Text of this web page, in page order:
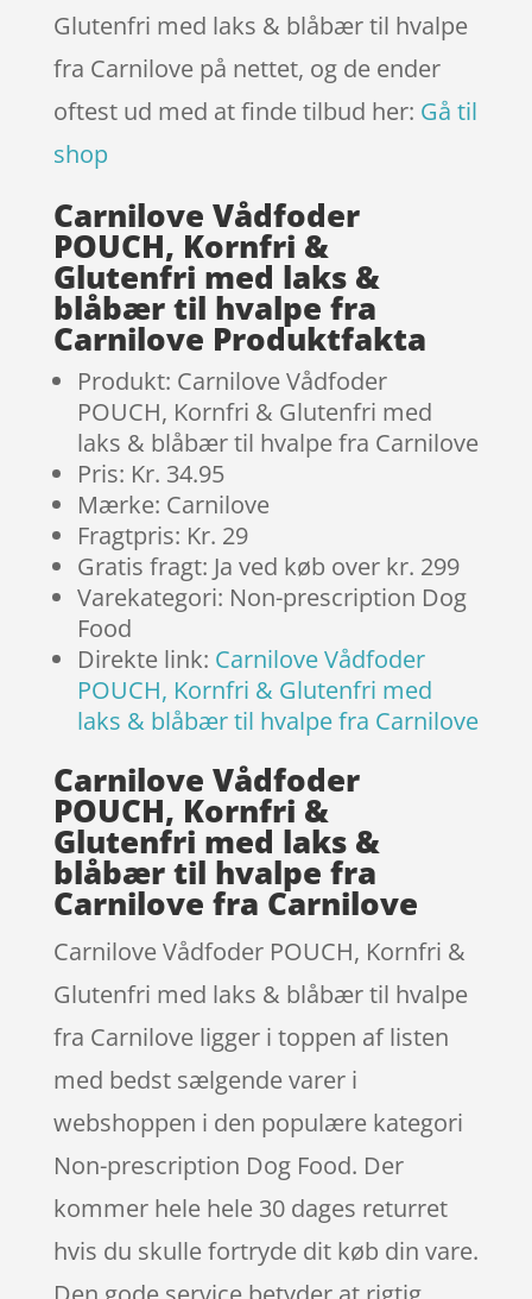
Glutenfri med laks & blåbær til hvalpe
fra Carnilove på nettet, og de ender
oftest ud med at finde tilbud her: Gå til
shop
Carnilove Vådfoder
POUCH, Kornfri &
Glutenfri med laks &
blåbær til hvalpe fra
Carnilove Produktfakta
Produkt: Carnilove Vådfoder
POUCH, Kornfri & Glutenfri med
laks & blåbær til hvalpe fra Carnilove
Pris: Kr. 34.95
Mærke: Carnilove
Fragtpris: Kr. 29
Gratis fragt: Ja ved køb over kr. 299
Varekategori: Non-prescription Dog
Food
Direkte link: Carnilove Vådfoder
POUCH, Kornfri & Glutenfri med
laks & blåbær til hvalpe fra Carnilove
Carnilove Vådfoder
POUCH, Kornfri &
Glutenfri med laks &
blåbær til hvalpe fra
Carnilove fra Carnilove
Carnilove Vådfoder POUCH, Kornfri &
Glutenfri med laks & blåbær til hvalpe
fra Carnilove ligger i toppen af listen
med bedst sælgende varer i
webshoppen i den populære kategori
Non-prescription Dog Food. Der
kommer hele hele 30 dages returret
hvis du skulle fortryde dit køb din vare.